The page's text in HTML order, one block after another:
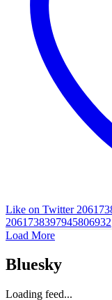
Like on Twitter
2061738397945806932
Load More
Bluesky
Loading feed...